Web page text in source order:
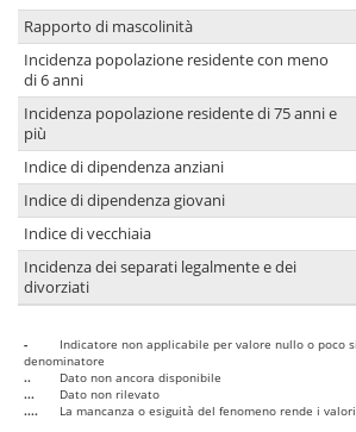
Rapporto di mascolinità
Incidenza popolazione residente con meno
di 6 anni
Incidenza popolazione residente di 75 anni e
più
Indice di dipendenza anziani
Indice di dipendenza giovani
Indice di vecchiaia
Incidenza dei separati legalmente e dei
divorziati
-
Indicatore non applicabile per valore nullo o poco
denominatore
..
Dato non ancora disponibile
...
Dato non rilevato
....
La mancanza o esiguità del fenomeno rende i